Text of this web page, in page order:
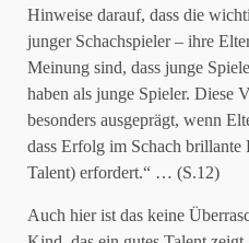
Hinweise darauf, dass die
junger Schachspieler – ihre
Meinung sind, dass junge
haben als junge Spieler. Diese
besonders ausgeprägt, wenn
dass Erfolg im Schach
Talent) erfordert.“ … (S.12)
Auch hier ist das keine